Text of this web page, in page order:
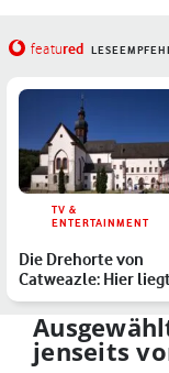
featured
TV &
ENTERTAINMENT
Die Drehorte von
Catweazle: Hier
Magie in der Luft
jenseits